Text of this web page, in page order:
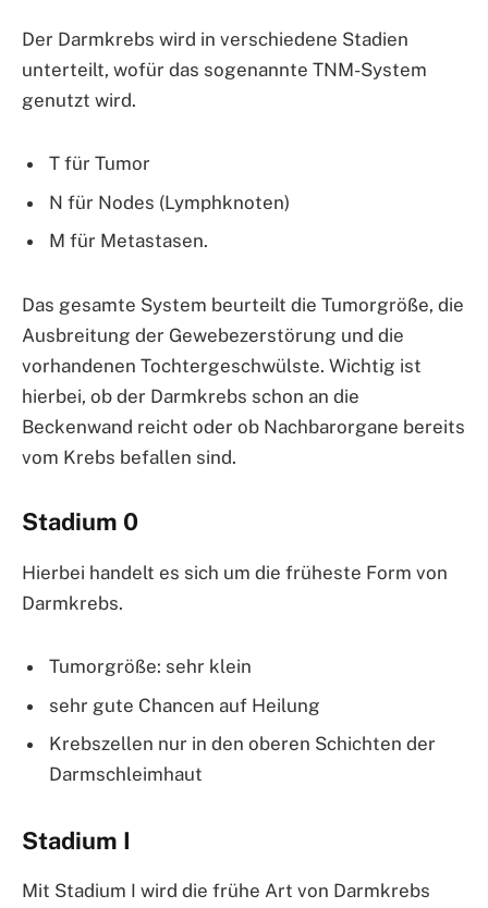
Der Darmkrebs wird in verschiedene Stadien
unterteilt, wofür das sogenannte TNM-System
genutzt wird.
T für Tumor
N für Nodes (Lymphknoten)
M für Metastasen.
Das gesamte System beurteilt die Tumorgröße, die
Ausbreitung der Gewebezerstörung und die
vorhandenen Tochtergeschwülste. Wichtig ist
hierbei, ob der Darmkrebs schon an die
Beckenwand reicht oder ob Nachbarorgane bereits
vom Krebs befallen sind.
Stadium 0
Hierbei handelt es sich um die früheste Form von
Darmkrebs.
Tumorgröße: sehr klein
sehr gute Chancen auf Heilung
Krebszellen nur in den oberen Schichten der
Darmschleimhaut
Stadium I
Mit Stadium I wird die frühe Art von Darmkrebs